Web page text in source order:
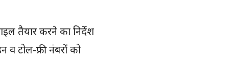
तैयार करने का निर्देश
टोल-फ्री नंबरों को